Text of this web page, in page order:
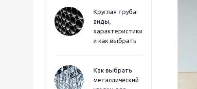
Круглая труба:
виды,
характеристики
и как выбрать
Как выбрать
металлический